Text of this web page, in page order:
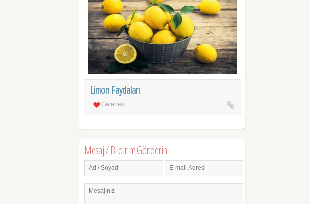
Limon Faydaları
Gelenek
Mesaj / Bildirim Gönderin
Ad / Soyad E-mail Adresi
Mesajınız